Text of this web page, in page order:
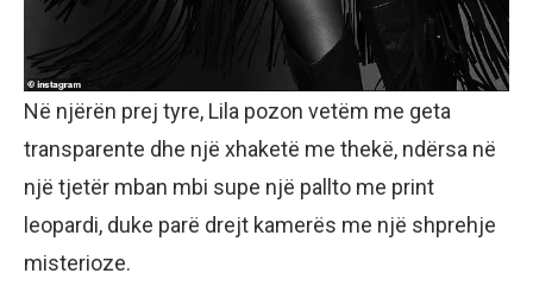
Në njërën prej tyre, Lila pozon vetëm me geta
transparente dhe një xhaketë me thekë, ndërsa në
një tjetër mban mbi supe një pallto me print
leopardi, duke parë drejt kamerës me një shprehje
misterioze.